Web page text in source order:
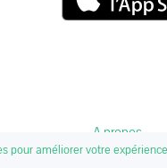
A propos
pour améliorer votre